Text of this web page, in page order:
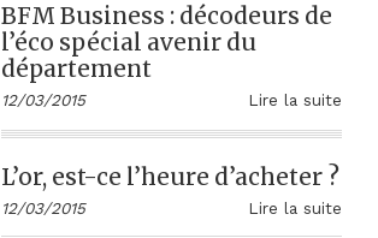
BFM Business : décodeurs de
l’éco spécial avenir du
département
12/03/2015 Lire la suite
L’or, est-ce l’heure d’acheter ?
12/03/2015 Lire la suite